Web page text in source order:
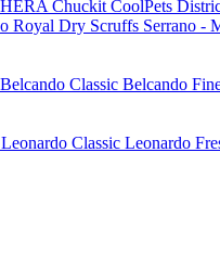
Chuckit CoolPets
Royal Dry Scruffs Serrano -
Belcando Classic Belcando
Leonardo Classic Leonardo